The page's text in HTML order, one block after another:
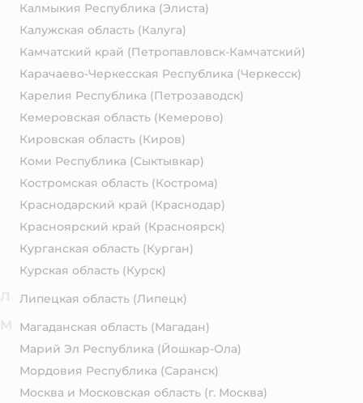
Калмыкия Республика (Элиста)
Калужская область (Калуга)
Камчатский край (Петропавловск-Камчатский)
Карачаево-Черкесская Республика (Черкесск)
Карелия Республика (Петрозаводск)
Кемеровская область (Кемерово)
Кировская область (Киров)
Коми Республика (Сыктывкар)
Костромская область (Кострома)
Краснодарский край (Краснодар)
Красноярский край (Красноярск)
Курганская область (Курган)
Курская область (Курск)
Липецкая область (Липецк)
Магаданская область (Магадан)
Марий Эл Республика (Йошкар-Ола)
Мордовия Республика (Саранск)
Москва и Московская область (г. Москва)